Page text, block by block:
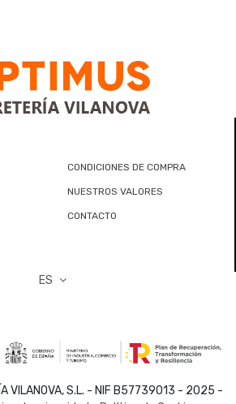
CONDICIONES DE COMPRA
NUESTROS VALORES
CONTACTO
ES
VILANOVA, S.L. - NIF B57739013 - 2025 -